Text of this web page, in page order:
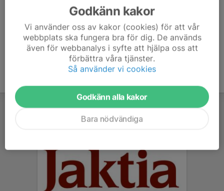
Godkänn kakor
Vi använder oss av kakor (cookies) för att vår
webbplats ska fungera bra för dig. De används
även för webbanalys i syfte att hjälpa oss att
förbättra våra tjänster.
Så använder vi cookies
Godkänn alla kakor
Bara nödvändiga